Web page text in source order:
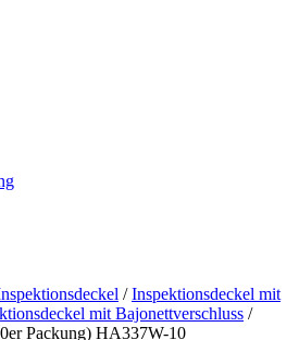
/Inspektionsdeckel mit
mit Bajonettverschluss /
Packung) HA337W-10